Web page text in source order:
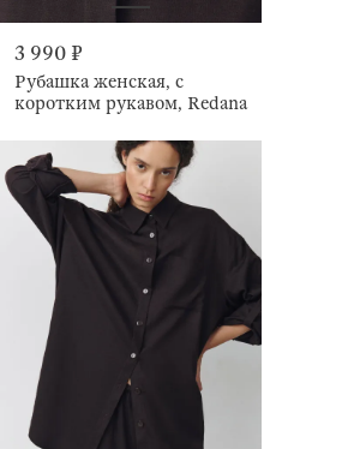
3 990 ₽
Рубашка женская, с
коротким рукавом, Redana